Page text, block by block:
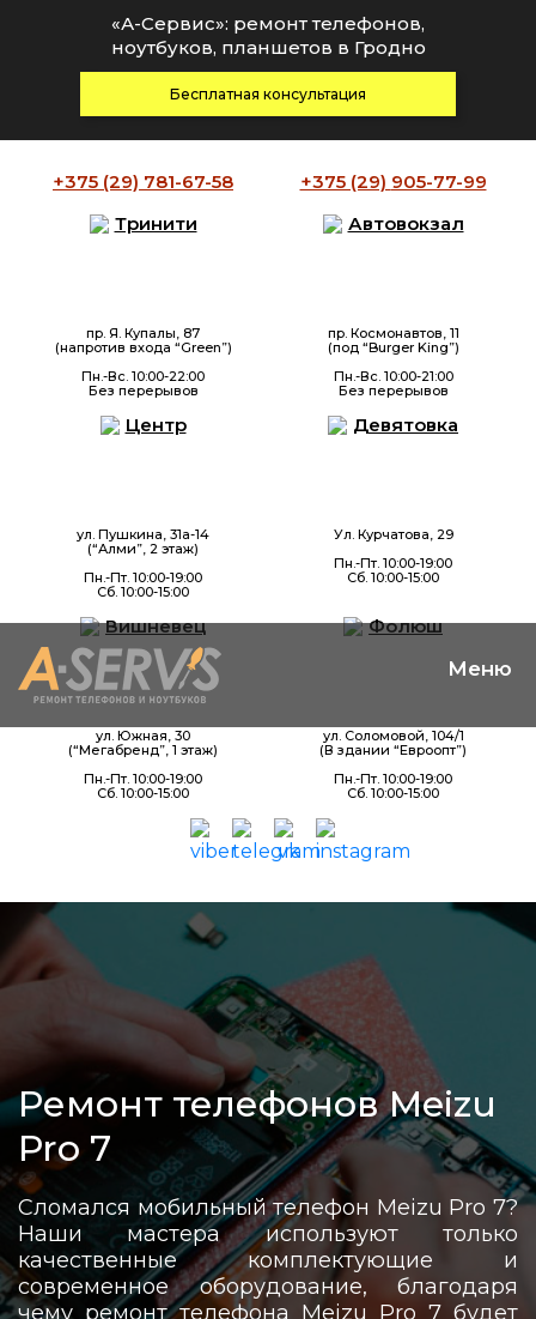
+375 (29) 781-67-58 +375 (29) 905-77-99
Тринити
пр. Я. Купалы, 87
(напротив входа “Green”)
Пн.-Вс. 10:00-22:00
Без перерывов
Автовокзал
пр. Космонавтов, 11
(под “Burger King”)
Пн.-Вс. 10:00-21:00
Без перерывов
Центр
ул. Пушкина, 31а-14
(“Алми”, 2 этаж)
Пн.-Пт. 10:00-19:00
Сб. 10:00-15:00
Девятовка
Ул. Курчатова, 29
Пн.-Пт. 10:00-19:00
Сб. 10:00-15:00
Вишневец
ул. Южная, 30
(“Мегабренд”, 1 этаж)
Пн.-Пт. 10:00-19:00
Сб. 10:00-15:00
Фолюш
ул. Соломовой, 104/1
(В здании “Евроопт”)
Пн.-Пт. 10:00-19:00
Сб. 10:00-15:00
«А-Сервис»: ремонт телефонов,
ноутбуков, планшетов в Гродно
Бесплатная консультация
Ремонт телефонов Meizu
Pro 7
Сломался мобильный телефон Meizu Pro 7?
Наши мастера используют только
качественные комплектующие и
современное оборудование, благодаря
чему ремонт телефона Meizu Pro 7 будет